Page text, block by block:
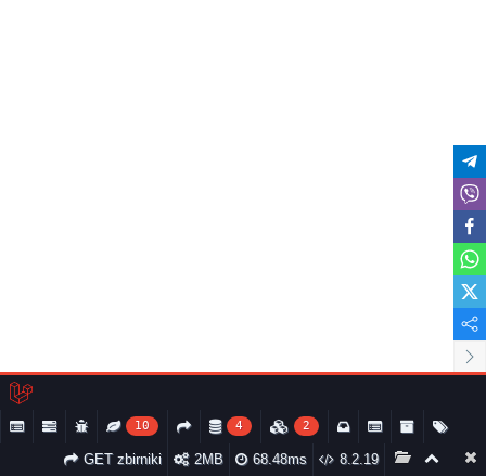
10 4 2
8.2.19
68.48ms
2MB
GET zbіrniki